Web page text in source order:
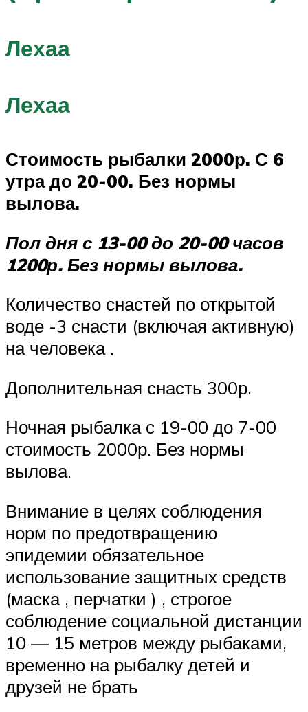
Лехаа
Лехаа
Стоимость рыбалки 2000р. С 6
утра до 20-00. Без нормы
вылова.
Пол дня с 13-00 до 20-00 часов
1200р. Без нормы вылова.
Количество снастей по открытой
воде -3 снасти (включая активную)
на человека .
Дополнительная снасть 300р.
Ночная рыбалка с 19-00 до 7-00
стоимость 2000р. Без нормы
вылова.
Внимание в целях соблюдения
норм по предотвращению
эпидемии обязательное
использование защитных средств
(маска , перчатки ) , строгое
соблюдение социальной дистанции
10 — 15 метров между рыбаками,
временно на рыбалку детей и
друзей не брать